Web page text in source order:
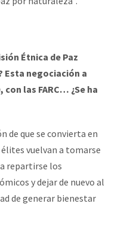
Étnica de Paz
Esta negociación a
las FARC… ¿Se ha
de que se convierta en
vuelvan a tomarse
repartirse los
y dejar de nuevo al
de generar bienestar